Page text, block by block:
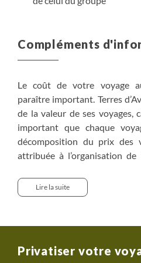
Compléments
Le coût de votre voyage
paraître important. Terres
de la valeur de ses voyages,
important que chaque
décomposition du prix des
attribuée à l’organisation
du coût de la vie, du choix
utilisée pour vous rendre à
votre guide, les véhicules
cachés qui sont
Lire la suite
Privatiser votre